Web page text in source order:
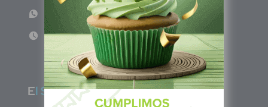
WhatsApp: +57 317 4651554
Lun - Vie 8:00am - 5:00pm
El Salvador